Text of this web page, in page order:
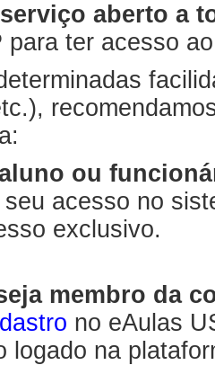
aberto a
para ter acesso
ou
acesso no
exclusivo.
membro da
no eAulas
logado na